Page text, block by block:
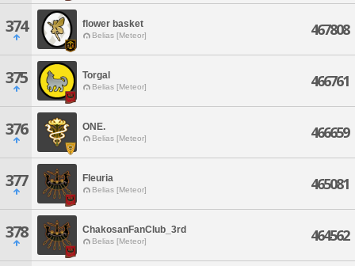
374 flower basket
Belias [Meteor] 467808
375 Torgal
Belias [Meteor] 466761
376 ONE.
Belias [Meteor] 466659
377 Fleuria
Belias [Meteor] 465081
378 ChakosanFanClub_3rd
Belias [Meteor] 464562